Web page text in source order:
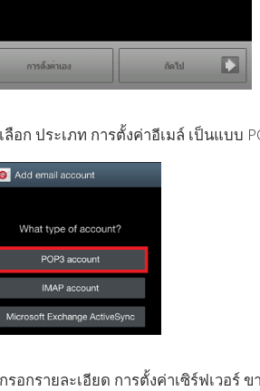
ลือก ประเภท การตั้งค่าอีเมล์ เป็นแบบ
รอกรายละเอียด การตั้งค่าเซิร์ฟเวอร์ ข